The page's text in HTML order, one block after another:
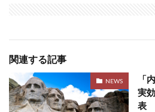
関連する記事
NEWS
「
実
表